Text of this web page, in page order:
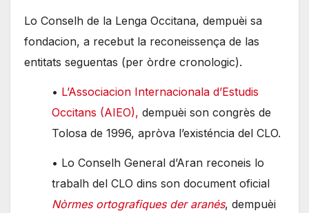
Lo Conselh de la Lenga Occitana, dempuèi sa
fondacion, a recebut la reconeissença de las
entitats seguentas (per òrdre cronologic).
• L’Associacion Internacionala d’Estudis
Occitans (AIEO), dempuèi son congrès de
Tolosa de 1996, apròva l’existéncia del CLO.
• Lo Conselh General d’Aran reconeis lo
trabalh del CLO dins son document oficial
Nòrmes ortografiques der aranés, dempuèi